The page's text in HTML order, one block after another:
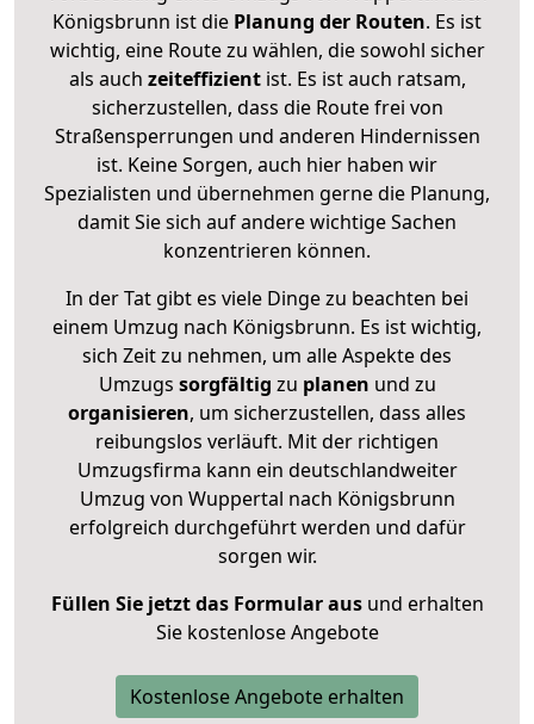
Königsbrunn ist die Planung der Routen. Es ist
wichtig, eine Route zu wählen, die sowohl sicher
als auch zeiteffizientist. Es ist auch ratsam,
sicherzustellen, dass die Route frei von
Straßensperrungen und anderen Hindernissen
ist. Keine Sorgen, auch hier haben wir
Spezialisten und übernehmen gerne die Planung,
damit Sie sich auf andere wichtige Sachen
konzentrieren können.
In der Tat gibt es viele Dinge zu beachten bei
einem Umzug nach Königsbrunn. Es ist wichtig,
sich Zeit zu nehmen, um alle Aspekte des
Umzugs sorgfältig zu planen und zu
organisieren, um sicherzustellen, dass alles
reibungslos verläuft. Mit der richtigen
Umzugsfirma kann ein deutschlandweiter
Umzug von Wuppertal nach Königsbrunn
erfolgreich durchgeführt werden und dafür
sorgen wir.
Füllen Sie jetzt das Formular ausund erhalten
Sie kostenlose Angebote
Kostenlose Angebote erhalten